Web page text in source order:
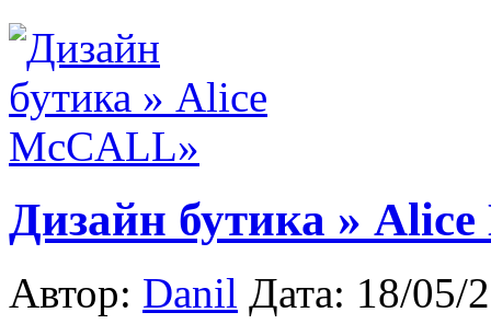
Дизайн бутика »
Автор: Danil Дата: 18/05/